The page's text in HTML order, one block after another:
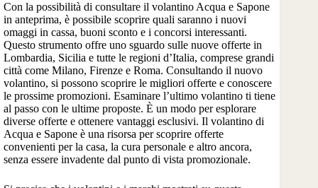
Con la possibilità di consultare il volantino Acqua e Sapone
in anteprima, è possibile scoprire quali saranno i nuovi
omaggi in cassa, buoni sconto e i concorsi interessanti.
Questo strumento offre uno sguardo sulle nuove offerte in
Lombardia, Sicilia e tutte le regioni d’Italia, comprese grandi
città come Milano, Firenze e Roma. Consultando il nuovo
volantino, si possono scoprire le migliori offerte e conoscere
le prossime promozioni. Esaminare l’ultimo volantino ti tiene
al passo con le ultime proposte. È un modo per esplorare
diverse offerte e ottenere vantaggi esclusivi. Il volantino di
Acqua e Sapone è una risorsa per scoprire offerte
convenienti per la casa, la cura personale e altro ancora,
senza essere invadente dal punto di vista promozionale.